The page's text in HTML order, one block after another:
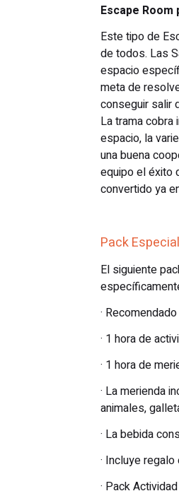
Escape
Este tipo de
de todos. Las
espacio
meta de
conseguir salir
La trama cobra
espacio, la
una buena
equipo el éxito
convertido ya
Pack
El siguiente
·
· 1 hora de
· 1 hora de
· La merienda
animales,
· La bebida
· Incluye
· Pack